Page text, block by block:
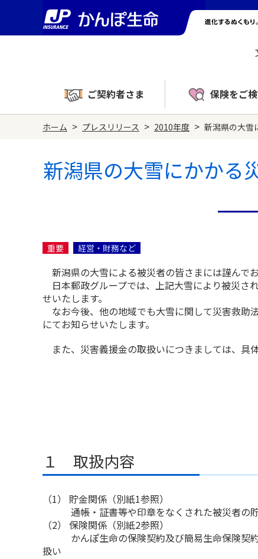
ご契約者さま 保険をご
ホーム > プレスリリース > 2010年度 > 新潟県の大雪
新潟県の大雪にかかる
重要 経営・財務など
新潟県の大雪による被災者の皆さまには謹んで
日本郵政グループでは、上記大雪により被災さ
せいたします。
なお今後、他の地域でも大雪に関して災害救助
にてお知らせいたします。
また、災害義援金の取扱いにつきましては、具
１ 取扱内容
（1） 貯金関係（別紙1参照）
通帳・証書等や印章をなくされた被災者の貯
（2） 保険関係（別紙2参照）
かんぽ生命の保険契約及び簡易生命保険契約
扱い